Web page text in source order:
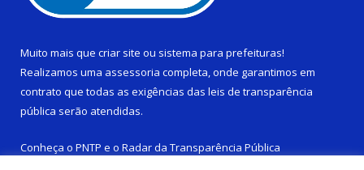
Muito mais que criar site ou sistema para prefeituras!
Realizamos uma assessoria completa, onde garantimos em
contrato que todas as exigências das leis de transparência
pública serão atendidas.
Conheça o PNTP e o Radar da Transparência Pública